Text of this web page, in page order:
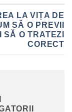
LA VIȚA DE
SĂ O PREVII
SĂ O TRATEZI
CORECT